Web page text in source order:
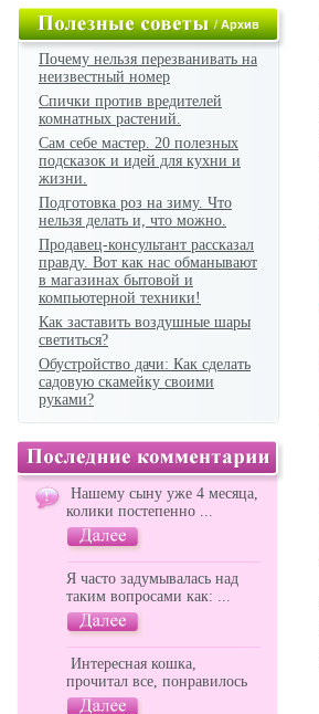
/Архив
Почему нельзя перезванивать на
неизвестный номер
Спички против вредителей
комнатных растений.
Сам себе мастер. 20 полезных
подсказок и идей для кухни и
жизни.
Подготовка роз на зиму. Что
нельзя делать и, что можно.
Продавец-консультант рассказал
правду. Вот как нас обманывают
в магазинах бытовой и
компьютерной техники!
Как заставить воздушные шары
светиться?
Обустройство дачи: Как сделать
садовую скамейку своими
руками?
Нашему сыну уже 4 месяца,
колики постепенно ...
Я часто задумывалась над
таким вопросами как: ...
Интересная кошка,
прочитал все, понравилось